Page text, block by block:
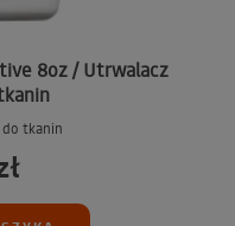
8oz / Utrwalacz
do tkanin